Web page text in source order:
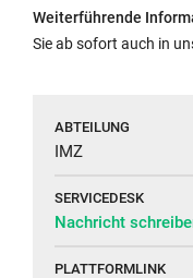
Weiterführende
Sie ab sofort auch in
ABTEILUNG
IMZ
SERVICEDESK
Nachricht
PLATTFORMLINK